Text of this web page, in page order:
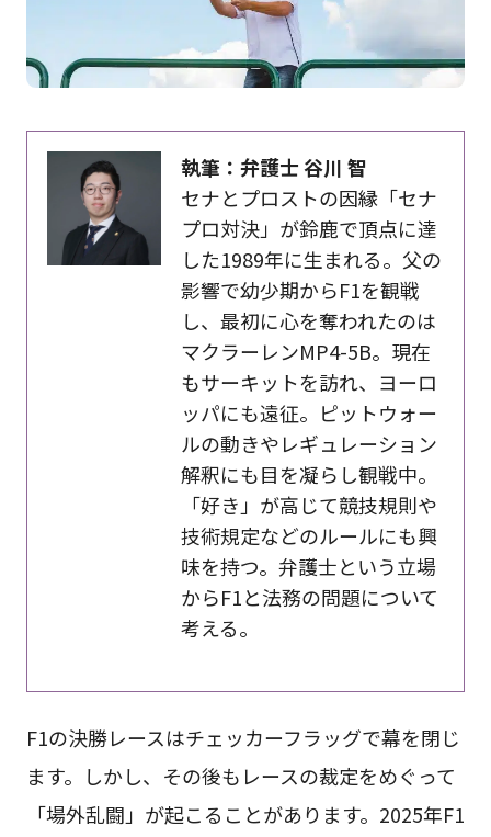
執筆：弁護士 谷川 智
セナとプロストの因縁「セナ
プロ対決」が鈴鹿で頂点に達
した1989年に生まれる。父の
影響で幼少期からF1を観戦
し、最初に心を奪われたのは
マクラーレンMP4-5B。現在
もサーキットを訪れ、ヨーロ
ッパにも遠征。ピットウォー
ルの動きやレギュレーション
解釈にも目を凝らし観戦中。
「好き」が高じて競技規則や
技術規定などのルールにも興
味を持つ。弁護士という立場
からF1と法務の問題について
考える。
F1の決勝レースはチェッカーフラッグで幕を閉じ
ます。しかし、その後もレースの裁定をめぐって
「場外乱闘」が起こることがあります。2025年F1